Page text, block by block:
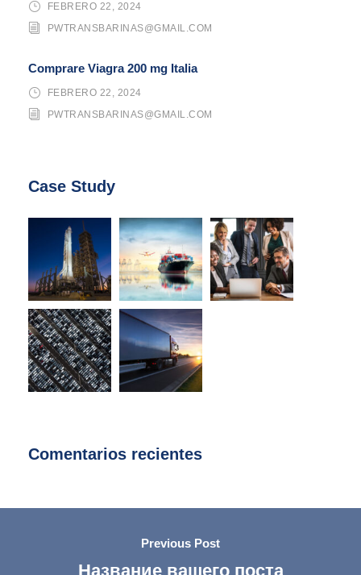
FEBRERO 22, 2024
PWTRANSBARINAS@GMAIL.COM
Comprare Viagra 200 mg Italia
FEBRERO 22, 2024
PWTRANSBARINAS@GMAIL.COM
Case Study
Comentarios recientes
Previous Post
Название вашего поста